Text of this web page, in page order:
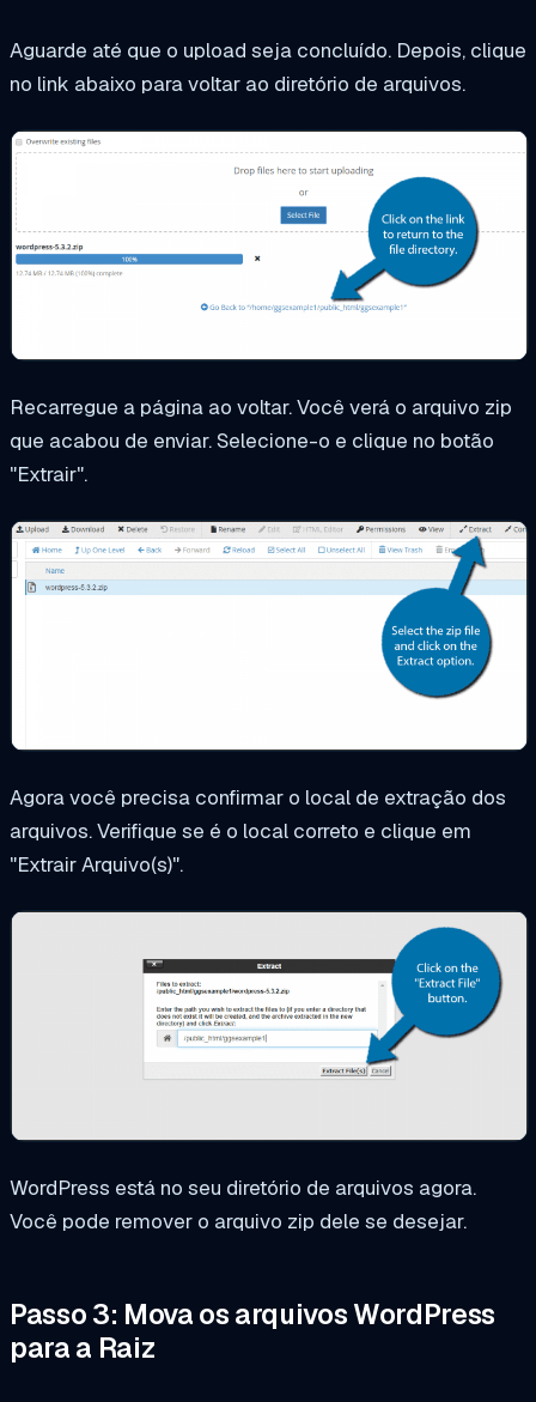
Aguarde até que o upload seja concluído. Depois, clique
no link abaixo para voltar ao diretório de arquivos.
Recarregue a página ao voltar. Você verá o arquivo zip
que acabou de enviar. Selecione-o e clique no botão
"Extrair".
Agora você precisa confirmar o local de extração dos
arquivos. Verifique se é o local correto e clique em
"Extrair Arquivo(s)".
WordPress está no seu diretório de arquivos agora.
Você pode remover o arquivo zip dele se desejar.
Passo 3: Mova os arquivos WordPress
para a Raiz